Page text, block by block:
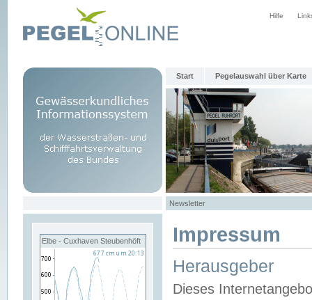
Hilfe
Start Pegelauswahl über Karte
Newsletter
Elbe - Cuxhaven Steubenhöft Impressum
Herausgeber
Dieses